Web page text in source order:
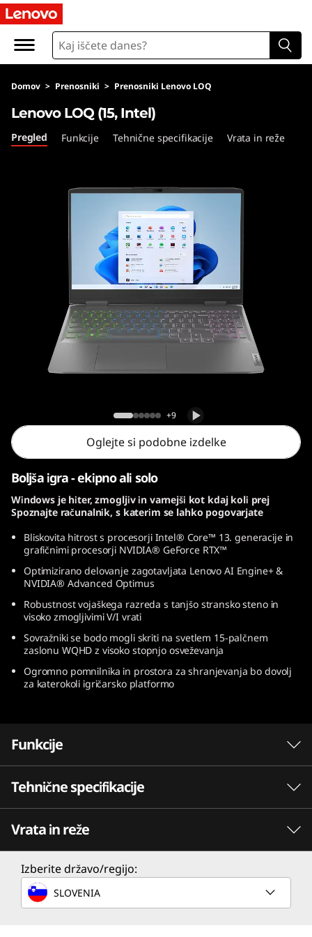
L
n
o
v
n
e
Domov > Prenosniki > Prenosniki Lenovo LOQ
Lenovo LOQ (15, Intel)
Lenovo LOQ (15, Intel)
Pregled Funkcije Tehnične specifikacije Vrata in reže
+9
Oglejte si podobne izdelke
Boljša igra - ekipno ali solo
Windows je hiter, zmogljiv in varnejši kot kdaj koli prej
Spoznajte računalnik, s katerim se lahko pogovarjate
Bliskovita hitrost s procesorji Intel® Core™ 13. generacije in
grafičnimi procesorji NVIDIA® GeForce RTX™
Optimizirano delovanje zagotavljata Lenovo AI Engine+ &
NVIDIA® Advanced Optimus
Robustnost vojaškega razreda s tanjšo stransko steno in
visoko zmogljivimi V/I vrati
Sovražniki se bodo mogli skriti na svetlem 15-palčnem
zaslonu WQHD z visoko stopnjo osveževanja
Ogromno pomnilnika in prostora za shranjevanja bo dovolj
za katerokoli igričarsko platformo
Funkcije
Procesorji Intel® Core™ 13. generacije:
neverjetna zmogljivost
Najnovejša Intelova hibridna arhitektura,
zagotavlja vrhunsko igričarsko izkušnjo.
Pretakajte, ustvarjajte in tekmujte na najvišjih
ravneh. Procesorji Intel Core 13. generacije
vam dajejo moč, ki jo potrebujete, da dosežete
Tehnične specifikacije
ZMOGLJIVOST
Procesor
Do 13. generacije Intel® Core™ i7-13700H
Vrata in reže
Izberite državo/regijo:
SLOVENIA